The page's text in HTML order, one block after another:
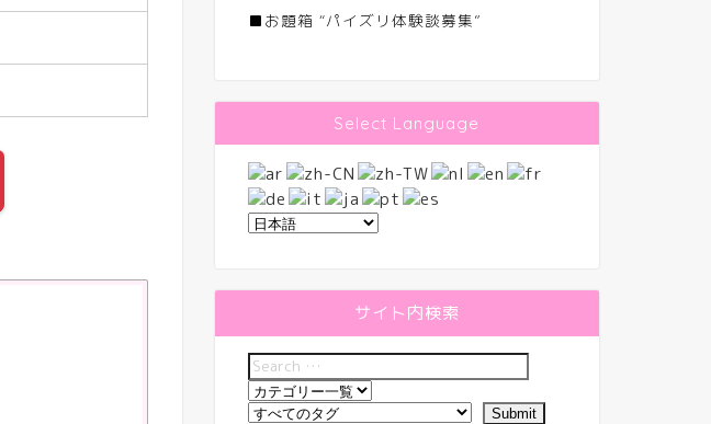
■ お題箱 “パイズリ体験談募集”
Select Language
サイト内検索